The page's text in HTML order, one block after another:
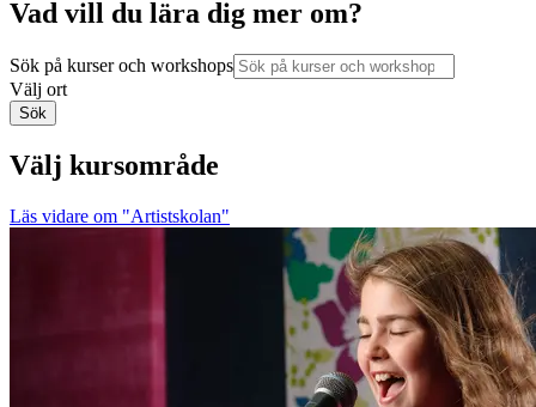
Vad vill du lära dig mer om?
Sök på kurser och workshops
Välj ort
Sök
Välj kursområde
Läs vidare om "Artistskolan"